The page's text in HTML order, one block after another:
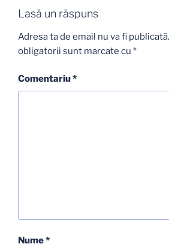
Lasă un răspuns
Adresa ta de email nu va fi publicată.
obligatorii sunt marcate cu *
Comentariu*
Nume*